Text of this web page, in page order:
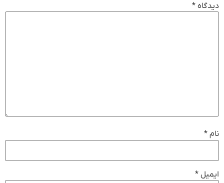
دیدگاه *
نام *
ایمیل *